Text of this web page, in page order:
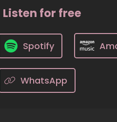
Listen for free
Spotify
WhatsApp